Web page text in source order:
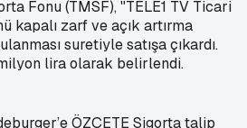
Fonu (TMSF), "TELE1 TV Ticari
kapalı zarf ve açık artırma
suretiyle satışa çıkardı.
lira olarak belirlendi.